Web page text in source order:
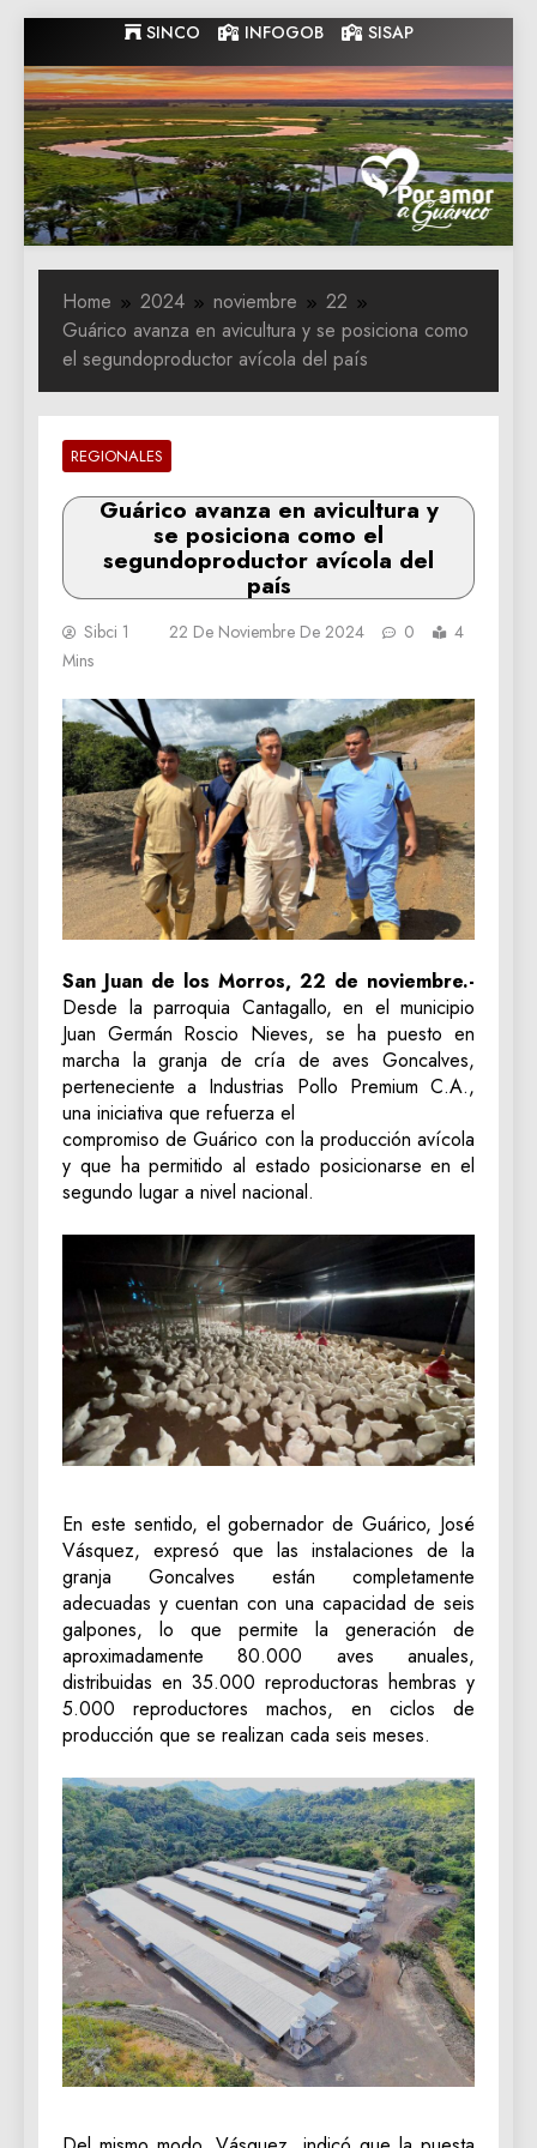
to
content
SINCO INFOGOB SISAP
Gobernacion
de Guarico
Gobernacion de Guarico
Home 2024 noviembre
22
Guárico avanza en avicultura y se posiciona como
el segundoproductor avícola del país
REGIONALES
Guárico avanza en avicultura y
se posiciona como el
segundoproductor avícola del
país
Sibci 1 22 De Noviembre De 2024 0
4
Mins
San Juan de los Morros, 22 de noviembre.-
Desde la parroquia Cantagallo, en el municipio
Juan Germán Roscio Nieves, se ha puesto en
marcha la granja de cría de aves Goncalves,
perteneciente a Industrias Pollo Premium C.A.,
una iniciativa que refuerza el
compromiso de Guárico con la producción avícola
y que ha permitido al estado posicionarse en el
segundo lugar a nivel nacional.
En este sentido, el gobernador de Guárico, José
Vásquez, expresó que las instalaciones de la
granja Goncalves están completamente
adecuadas y cuentan con una capacidad de seis
galpones, lo que permite la generación de
aproximadamente 80.000 aves anuales,
distribuidas en 35.000 reproductoras hembras y
5.000 reproductores machos, en ciclos de
producción que se realizan cada seis meses.